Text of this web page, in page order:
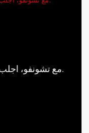
مع تشونفو، اجلب قوة وهدوء الطبيعة إلى منزلك.